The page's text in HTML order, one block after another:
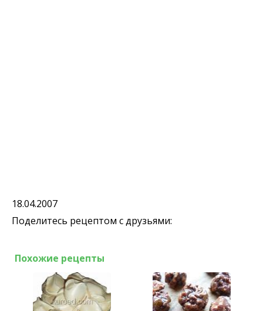
18.04.2007
Поделитесь рецептом с друзьями:
Похожие рецепты